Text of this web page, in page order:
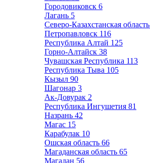
Городовиковск 6
Лагань 5
Северо-Казахстанская область
Петропавловск 116
Республика Алтай 125
Горно-Алтайск 38
Чувашская Республика 113
Республика Тыва 105
Кызыл 90
Шагонар 3
Ак-Довурак 2
Республика Ингушетия 81
Назрань 42
Магас 15
Карабулак 10
Ошская область 66
Магаданская область 65
Магадан 56